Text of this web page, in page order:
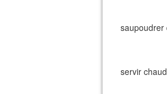
saupoudrer
servir